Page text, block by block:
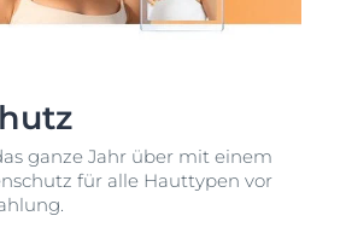
ganze Jahr über mit einem
für alle Hauttypen vor